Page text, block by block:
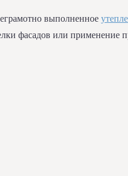
выполненное
фасадов или применение